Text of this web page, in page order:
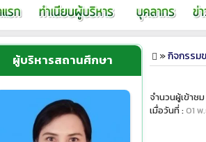
ผู้บริหารสถานศึกษา »กิจกรรม
จำนวนผู้เข้าชม
เมื่อวันที่ :01 พ